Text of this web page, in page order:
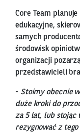
Core Team
edukacyjne,
samych
środowisk
organizacji
przedstawicieli
- Stoimy obecnie
duże kroki do
za 5 lat, lub stojąc
rezygnować z